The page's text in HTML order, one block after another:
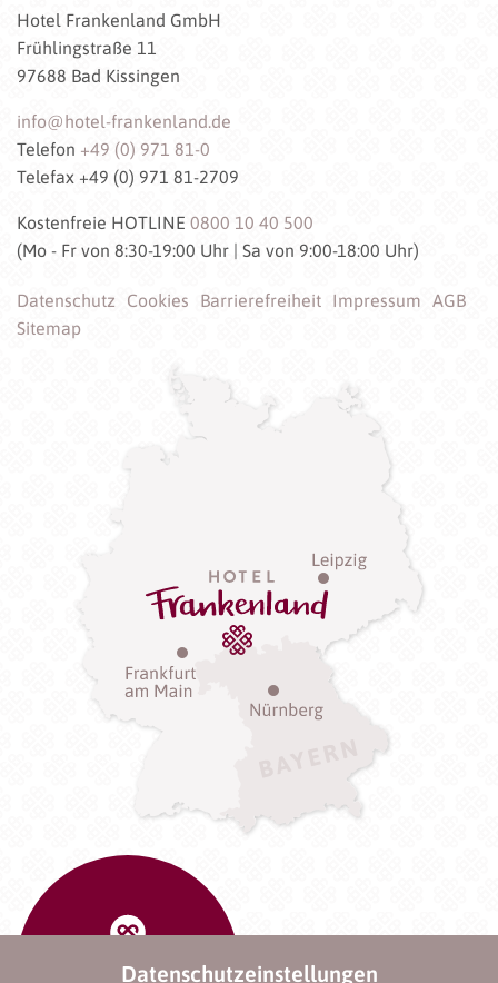
Datenschutzeinstellungen
Hotel Frankenland GmbH
Frühlingstraße 11
97688 Bad Kissingen
info@hotel-frankenland.de
Telefon +49 (0) 971 81-0
Telefax +49 (0) 971 81-2709
Kostenfreie HOTLINE 0800 10 40 500
(Mo - Fr von 8:30-19:00 Uhr | Sa von 9:00-18:00 Uhr)
Datenschutz Cookies Barrierefreiheit Impressum
AGB
Sitemap